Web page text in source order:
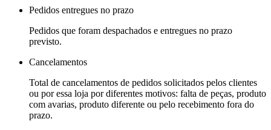
Pedidos entregues no prazo
Pedidos que foram despachados e entregues no prazo
previsto.
Cancelamentos
Total de cancelamentos de pedidos solicitados pelos clientes
ou por essa loja por diferentes motivos: falta de peças, produto
com avarias, produto diferente ou pelo recebimento fora do
prazo.